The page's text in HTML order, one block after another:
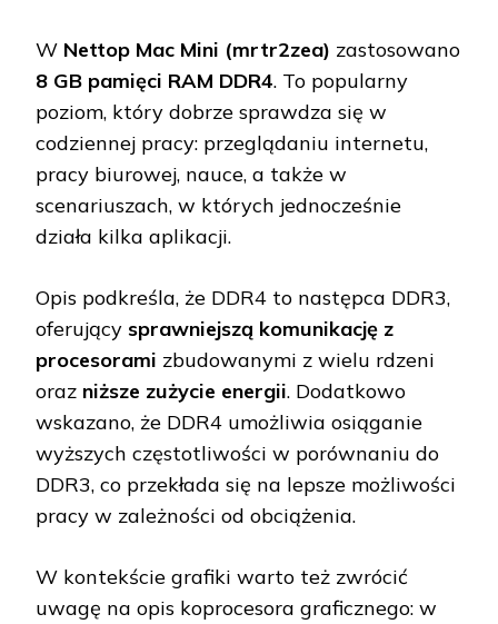
W Nettop Mac Mini (mrtr2zea) zastosowano
8 GB pamięci RAM DDR4. To popularny
poziom, który dobrze sprawdza się w
codziennej pracy: przeglądaniu internetu,
pracy biurowej, nauce, a także w
scenariuszach, w których jednocześnie
działa kilka aplikacji.
Opis podkreśla, że DDR4 to następca DDR3,
oferujący sprawniejszą komunikację z
procesorami zbudowanymi z wielu rdzeni
oraz niższe zużycie energii. Dodatkowo
wskazano, że DDR4 umożliwia osiąganie
wyższych częstotliwości w porównaniu do
DDR3, co przekłada się na lepsze możliwości
pracy w zależności od obciążenia.
W kontekście grafiki warto też zwrócić
uwagę na opis koprocesora graficznego: w